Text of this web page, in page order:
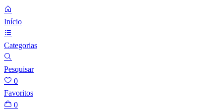
Início
Categorias
Pesquisar
0
Favoritos
0